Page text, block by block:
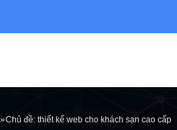
»Chủ đề: thiết kế web cho khách sạn cao cấp